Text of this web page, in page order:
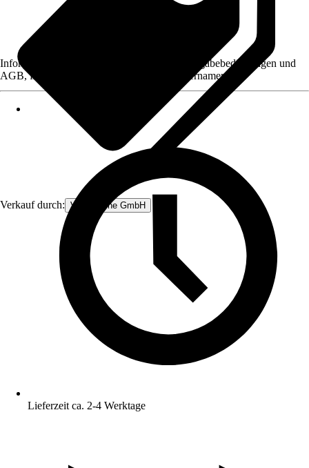
Verkauf durch: V&V Online GmbH
Informationen des Verkäufers, wie z. B. Rückgabebedingungen und
AGB, finden Sie bei Klick auf den Verkäufernamen.
Lieferzeit ca. 2-4 Werktage